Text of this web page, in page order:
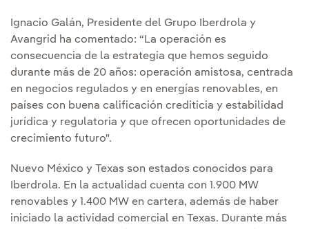
Ignacio Galán, Presidente del Grupo Iberdrola y
Avangrid ha comentado: “La operación es
consecuencia de la estrategia que hemos seguido
durante más de 20 años: operación amistosa, centrada
en negocios regulados y en energías renovables, en
países con buena calificación crediticia y estabilidad
jurídica y regulatoria y que ofrecen oportunidades de
crecimiento futuro".
Nuevo México y Texas son estados conocidos para
Iberdrola. En la actualidad cuenta con 1.900 MW
renovables y 1.400 MW en cartera, además de haber
iniciado la actividad comercial en Texas. Durante más